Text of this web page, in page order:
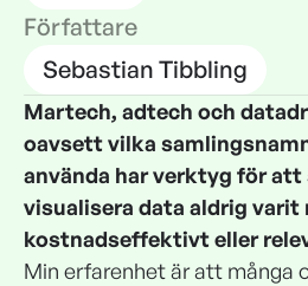
Författare
Sebastian Tibbling
Martech, adtech och
oavsett vilka
använda har verktyg för att
visualisera data aldrig
kostnadseffektivt eller
Min erfarenhet är att många